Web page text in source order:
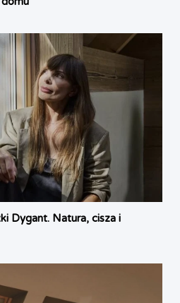
Dygant. Natura, cisza i